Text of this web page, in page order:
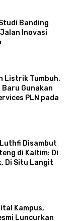
Banding
Inovasi
Listrik Tumbuh,
Baru Gunakan
PLN pada
Disambut
di Kaltim: Di
Di Situ Langit
Kampus,
Luncurkan